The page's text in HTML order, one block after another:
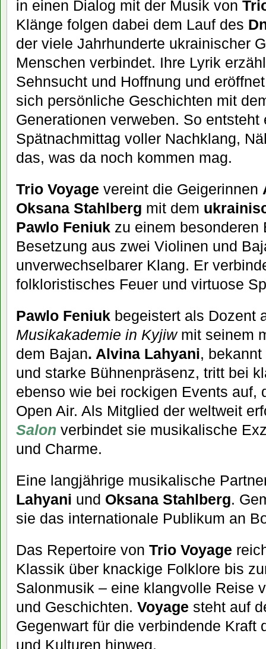
in einen Dialog mit der Musik von
Klänge folgen dabei dem Lauf des
der viele Jahrhunderte ukrainischer
Menschen verbindet. Ihre Lyrik
Sehnsucht und Hoffnung und
sich persönliche Geschichten mit
Generationen verweben. So entsteht
Spätnachmittag voller Nachklang,
das, was da noch kommen mag.
Trio Voyage vereint die Geigerinnen
Oksana Stahlberg mit dem
Pawlo Feniuk zu einem besonderen
Besetzung aus zwei Violinen und
unverwechselbarer Klang. Er
folkloristisches Feuer und virtuose
Pawlo Feniuk begeistert als Dozent
Musikakademie in Kyjiwmit seinem
dem Bajan. Alvina Lahyani,
und starke Bühnenpräsenz, tritt bei
ebenso wie bei rockigen Events auf,
Open Air. Als Mitglied der weltweit
Salon verbindet sie musikalische
und Charme.
Eine langjährige musikalische
Lahyani und Oksana Stahlberg.
sie das internationale Publikum an
Das Repertoire von Trio Voyage
Klassik über knackige Folklore bis
Salonmusik – eine klangvolle Reise
und Geschichten. Voyage steht auf
Gegenwart für die verbindende Kraft
und Kulturen hinweg.